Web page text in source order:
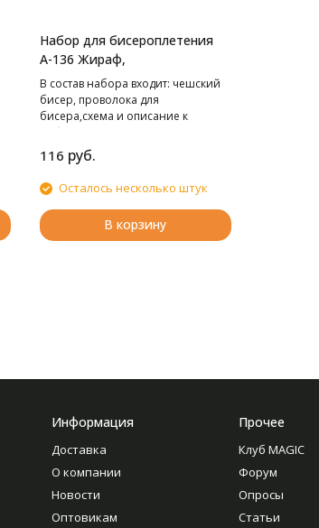
Набор для бисероплетения
А-136 Жираф,
В cостав набора входит: чешский
бисер, проволока для
бисера,схема и описание к
работе.
116 руб.
Осталось несколько штук
В корзину
Информация
Доставка
О компании
Новости
Оптовикам
Прочее
Клуб MAGIC
Форум
Опросы
Статьи